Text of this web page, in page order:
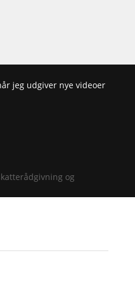
jeg udgiver nye videoer